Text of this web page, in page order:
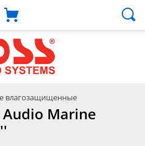
влагозащищенные
Marine